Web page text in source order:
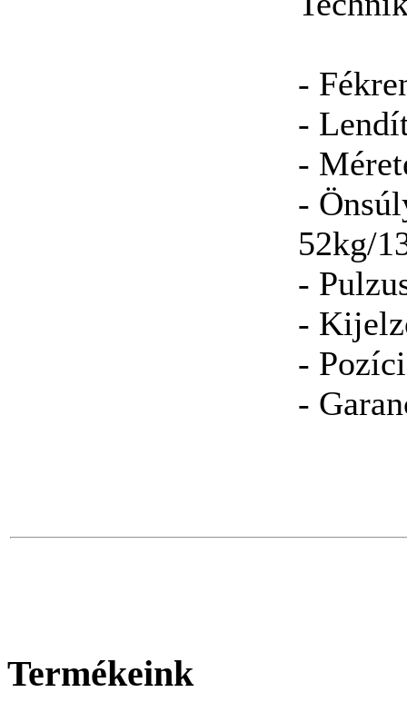
-
-
-
-
52kg/
-
-
-
-
Termékeink